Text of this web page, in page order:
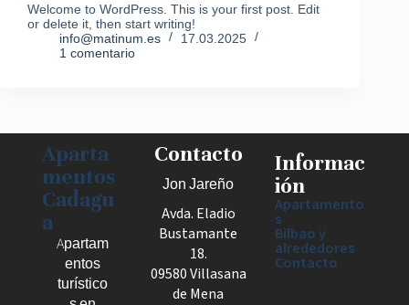
Welcome to WordPress. This is your first post. Edit
or delete it, then start writing!
info@matinum.es
17.03.2025
1 comentario
Aparta
mentos
Cadagu
a
Apartam
entos
turístico
Contacto
Jon Jareño
Avda. Eladio
Bustamante
18.
09580 Villasana
de Mena
Informac
ión
Apartamento
s
Bilbao y
alrededores
Contacto